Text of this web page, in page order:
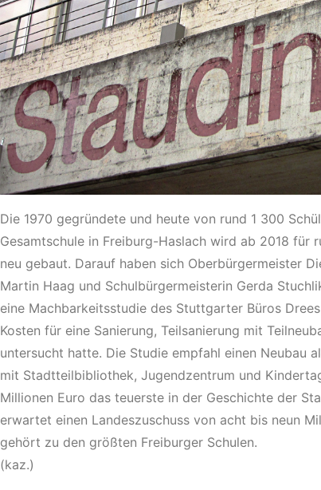
Die 1970 gegründete und heute von rund 1 300
Gesamtschule in Freiburg-Haslach wird ab 2018 für
neu gebaut. Darauf haben sich Oberbürgermeister
Martin Haag und Schulbürgermeisterin Gerda
eine Machbarkeitsstudie des Stuttgarter Büros
Kosten für eine Sanierung, Teilsanierung mit
untersucht hatte. Die Studie empfahl einen Neubau
mit Stadtteilbibliothek, Jugendzentrum und
Millionen Euro das teuerste in der Geschichte der
erwartet einen Landeszuschuss von acht bis neun
gehört zu den größten Freiburger Schulen.
(kaz.)